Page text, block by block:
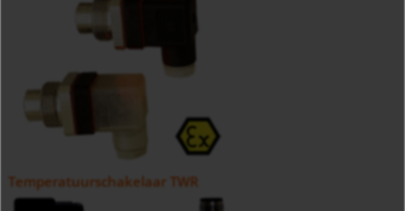
Temperatuurschakelaar TWR